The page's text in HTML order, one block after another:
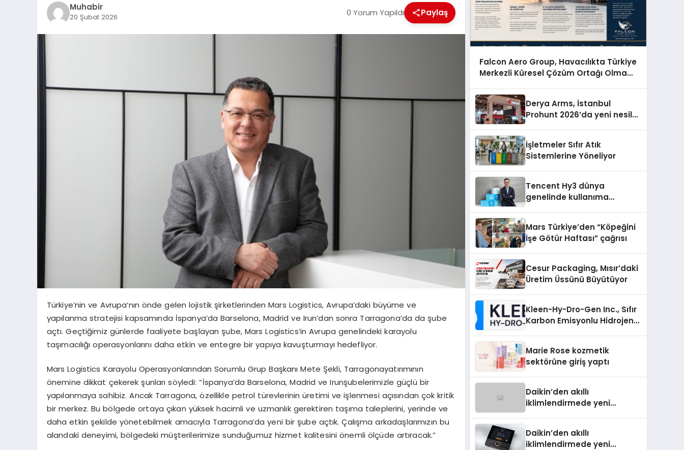
Muhabir
20 Şubat 2026 0 Yorum Yapıldı Paylaş
Türkiye’nin ve Avrupa’nın önde gelen lojistik şirketlerinden Mars Logistics, Avrupa’daki büyüme ve
yapılanma stratejisi kapsamında İspanya’da Barselona, Madrid ve Irun’dan sonra Tarragona’da da şube
açtı. Geçtiğimiz günlerde faaliyete başlayan şube, MarsLogistics’in Avrupa genelindeki karayolu
taşımacılığı operasyonlarını daha etkin ve entegre bir yapıya kavuşturmayı hedefliyor.
Mars Logistics Karayolu Operasyonlarından Sorumlu Grup Başkanı Mete Şekli, Tarragonayatırımının
önemine dikkat çekerek şunları söyledi: “İspanya’da Barselona, Madrid ve Irunşubelerimizle güçlü bir
yapılanmaya sahibiz. Ancak Tarragona, özellikle petrol türevlerinin üretimi ve işlenmesi açısından çok kritik
bir merkez. Bu bölgede ortaya çıkan yüksek hacimli ve uzmanlık gerektiren taşıma taleplerini, yerinde ve
daha etkin şekilde yönetebilmek amacıyla Tarragona’da yeni bir şube açtık. Çalışma arkadaşlarımızın bu
alandaki deneyimi, bölgedeki müşterilerimize sunduğumuz hizmet kalitesini önemli ölçüde artıracak.”
Falcon Aero Group, Havacılıkta Türkiye
Merkezli Küresel Çözüm Ortağı Olma
Derya Arms, İstanbul
Prohunt 2026’da yeni nesil
İşletmeler Sıfır Atık
Sistemlerine Yöneliyor
Tencent Hy3 dünya
genelinde kullanıma
Mars Türkiye’den “Köpeğini
İşe Götür Haftası” çağrısı
Cesur Packaging, Mısır’daki
Üretim Üssünü Büyütüyor
Kleen-Hy-Dro-Gen Inc., Sıfır
Karbon Emisyonlu Hidrojen
Aldı
Marie Rose kozmetik
sektörüne giriş yaptı
Daikin’den akıllı
iklimlendirmede yeni
Daikin’den akıllı
iklimlendirmede yeni